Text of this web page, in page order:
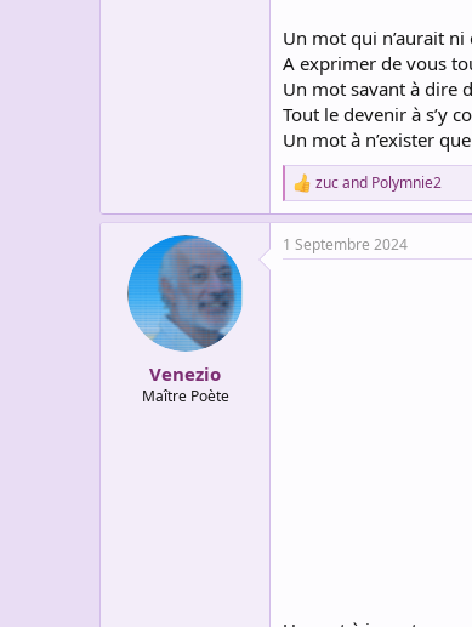
Un mot qui n’aurait
A exprimer de vous
Un mot savant à dire
Tout le devenir à s’y
Un mot à n’exister
R
e
a
c
zucand Polymnie2
Venezio
Maître Poète
1 Septembre 2024